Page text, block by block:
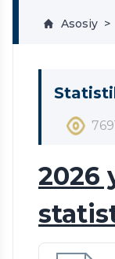
Asosiy
2026